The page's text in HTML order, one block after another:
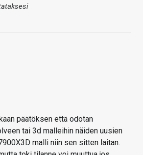
päätöksen että odotan
tai 3d malleihin näiden uusien
malli niin sen sitten laitan.